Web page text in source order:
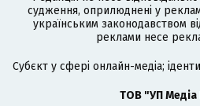
судження, оприлюднені у
українським законодавством
реклами несе
Cубєкт у сфері онлайн-медіа;
ТОВ "УП